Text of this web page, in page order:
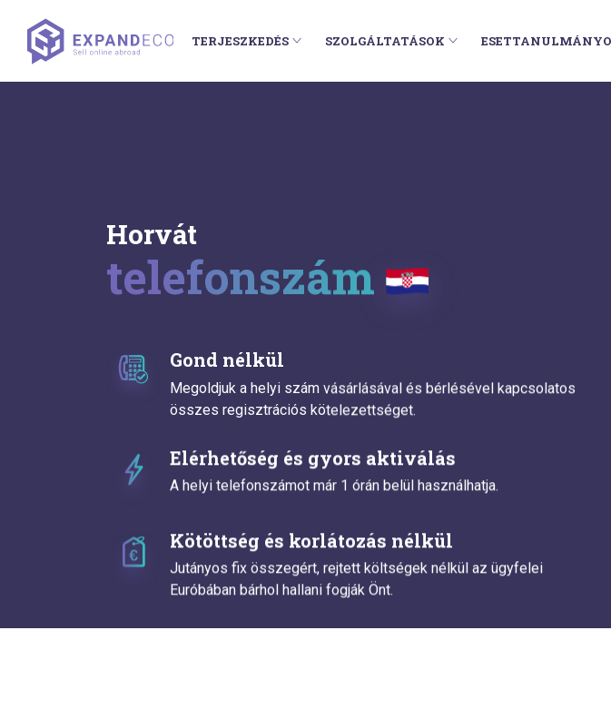
TERJESZKEDÉS SZOLGÁLTATÁSOK
Horvát
telefonszám
Gond nélkül
Megoldjuk a helyi szám vásárlásával és bérlésével kapcsolatos
összes regisztrációs kötelezettséget.
Elérhetőség és gyors aktiválás
A helyi telefonszámot már 1 órán belül használhatja.
Kötöttség és korlátozás nélkül
Jutányos fix összegért, rejtett költségek nélkül az ügyfelei
Euróbában bárhol hallani fogják Önt.